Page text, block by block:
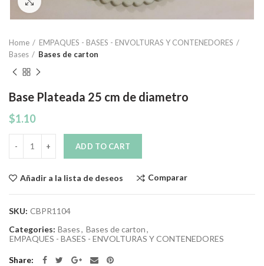
Home
EMPAQUES - BASES - ENVOLTURAS Y CONTENEDORES
Bases
Bases de carton
Base Plateada 25 cm de diametro
$1.10
ADD TO CART
Añadir a la lista de deseos Comparar
SKU: CBPR1104
Categories: Bases, Bases de carton,
EMPAQUES - BASES - ENVOLTURAS Y CONTENEDORES
Share